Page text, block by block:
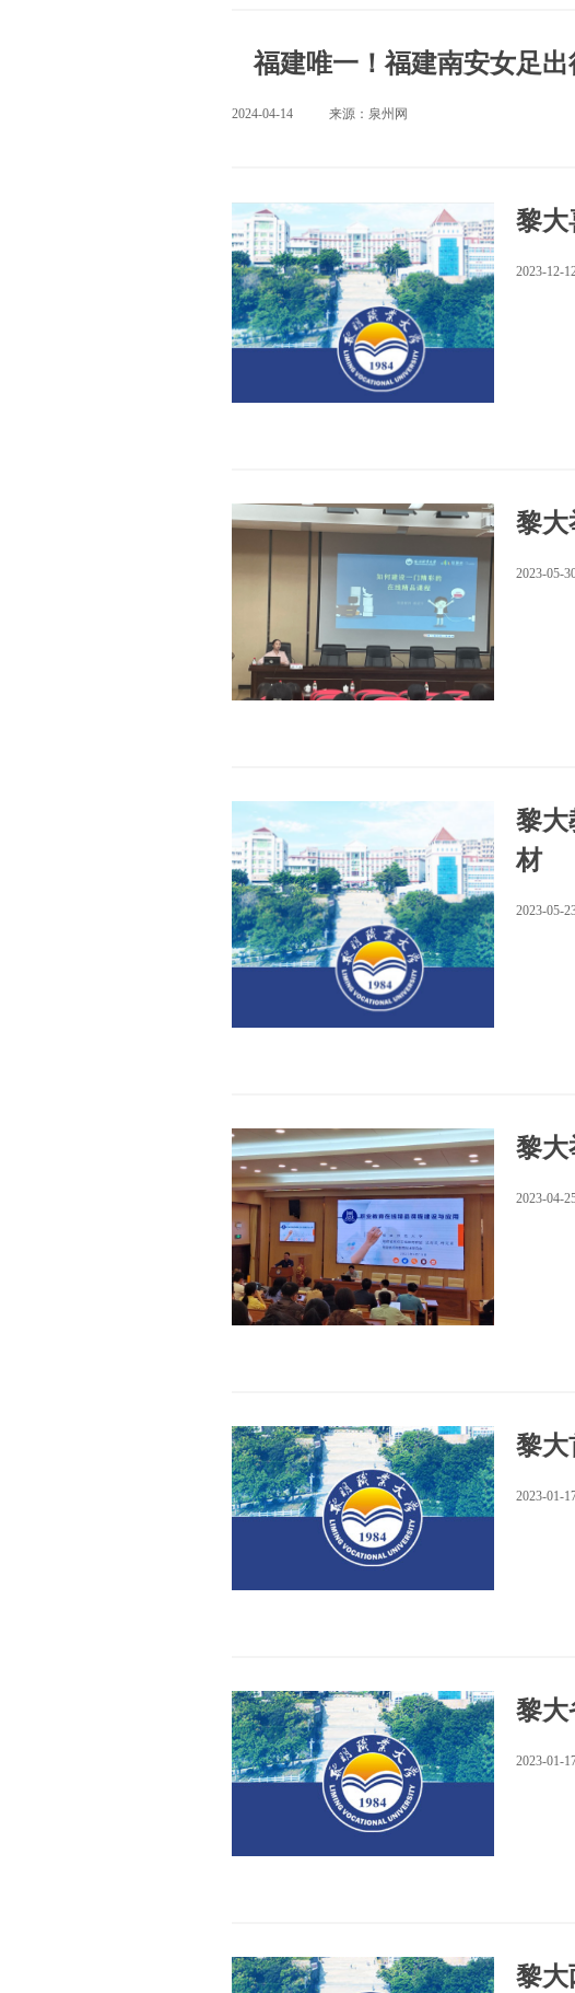
福建唯一！福建南安女足
2024-04-14 来源：泉州网
黎大
2023-12-
黎大
2023-05-
黎大
材
2023-05-
黎大
2023-04-
黎大
2023-01-
黎大
2023-01-
黎大